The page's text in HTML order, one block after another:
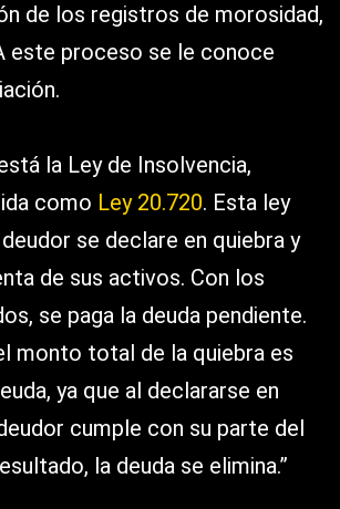
de los registros de morosidad,
este proceso se le conoce
la Ley de Insolvencia,
como Ley 20.720. Esta ley
se declare en quiebra y
de sus activos. Con los
se paga la deuda pendiente.
monto total de la quiebra es
ya que al declararse en
cumple con su parte del
la deuda se elimina.”